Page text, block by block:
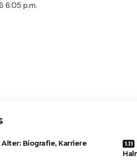
6:05 p.m.
Alter: Biografie, Karriere